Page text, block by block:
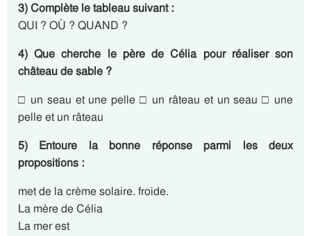
3) Complète le tableau suivant :
QUI ? OÙ ? QUAND ?
4) Que cherche le père de Célia pour réaliser son
château de sable ?
□ un seau et une pelle □ un râteau et un seau □ une
pelle et un râteau
5) Entoure la bonne réponse parmi les deux
propositions :
met de la crème solaire. froide.
La mère de Célia
La mer est